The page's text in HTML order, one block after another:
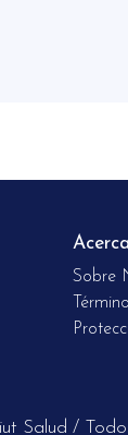
Sobre
Salud /